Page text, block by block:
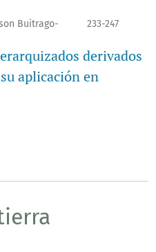
Buitrago-
233-247
derivados
aplicación en